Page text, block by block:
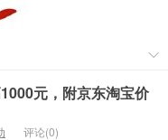
元，附京东淘宝价
评论(0)